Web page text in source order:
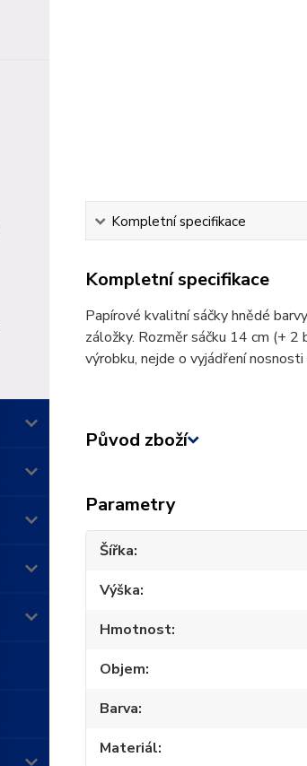
Kompletní specifikace
Kompletní specifikace
Papírové kvalitní sáčky hnědé
záložky. Rozměr sáčku 14 cm (+
výrobku, nejde o vyjádření nosnosti
Původ zboží
Parametry
Šířka
Výška
Hmotnost
Objem
Barva
Materiál